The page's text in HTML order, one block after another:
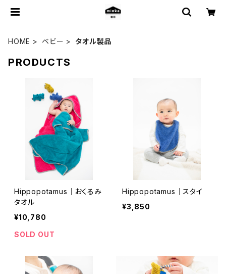
HOME ベビー タオル製品
PRODUCTS
Hippopotamus｜おくるみ
タオル
¥10,780
SOLD OUT
Hippopotamus｜スタイ
¥3,850